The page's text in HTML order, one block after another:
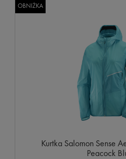
Kurtka Salomon Sense
Peacock
OBNIŻKA